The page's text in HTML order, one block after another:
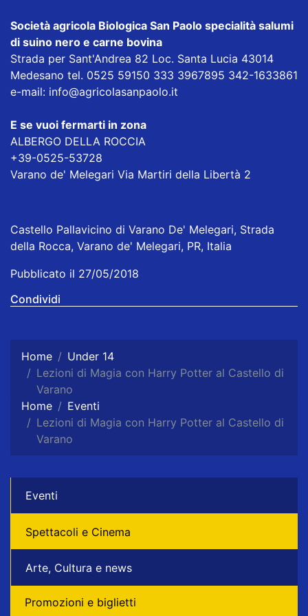
Società agricola Biologica San Paolo specialità salumi
di suino nero e carne bovina
Strada per Sant'Andrea 82 Loc. Santa Lucia 43014
Medesano tel. 0525 59150 333 3967895 342-1633861
e-mail: info@agricolasanpaolo.it
E se vuoi fermarti in zona
ALBERGO DELLA ROCCIA
+39-0525-53728
Varano de' Melegari Via Martiri della Libertà 2
Castello Pallavicino di Varano De' Melegari, Strada
della Rocca, Varano de' Melegari, PR, Italia
Pubblicato il 27/05/2018
Condividi
Home
Under 14
Lezioni di Magia con Harry Potter al Castello di
Varano
Home
Eventi
Lezioni di Magia con Harry Potter al Castello di
Varano
Eventi
Spettacoli e Cinema
Arte, Cultura e news
Promozioni e biglietti